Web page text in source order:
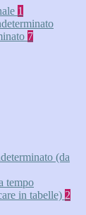
1
7
(da
tempo
in tabelle) 2